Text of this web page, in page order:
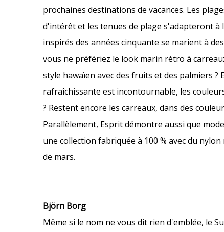
prochaines destinations de vacances. Les
d'intérêt et les tenues de plage s'adapteront à
inspirés des années cinquante se marient à
vous ne préfériez le look marin rétro à
style hawaïen avec des fruits et des palmiers ?
rafraîchissante est incontournable, les
? Restent encore les carreaux, dans des
Parallèlement, Esprit démontre aussi que
une collection fabriquée à 100 % avec du
de mars.
Björn Borg
Même si le nom ne vous dit rien d'emblée, le